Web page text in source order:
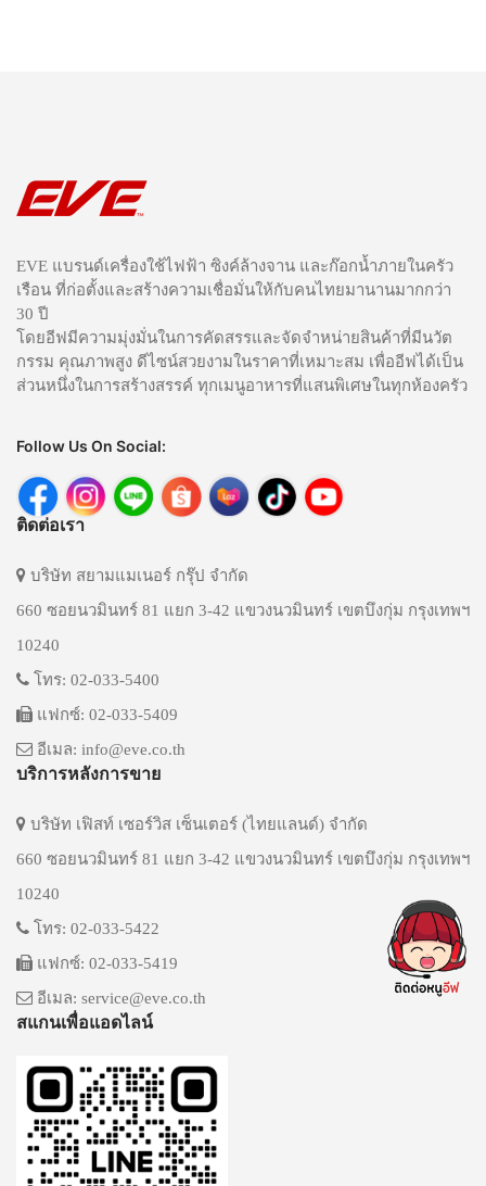
EVE แบรนด์เครื่องใช้ไฟฟ้า ซิงค์ล้างจาน และก๊อกน้ำภายในครัว
เรือน ที่ก่อตั้งและสร้างความเชื่อมั่นให้กับคนไทยมานานมากกว่า
30 ปี
โดยอีฟมีความมุ่งมั่นในการคัดสรรและจัดจำหน่ายสินค้าที่มีนวัต
กรรม คุณภาพสูง ดีไซน์สวยงามในราคาที่เหมาะสม เพื่ออีฟได้เป็น
ส่วนหนึ่งในการสร้างสรรค์ ทุกเมนูอาหารที่แสนพิเศษในทุกห้องครัว
Follow Us On Social:
ติดต่อเรา
บริษัท สยามแมเนอร์ กรุ๊ป จำกัด
660 ซอยนวมินทร์ 81 แยก 3-42 แขวงนวมินทร์ เขตบึงกุ่ม กรุงเทพฯ
10240
โทร: 02-033-5400
แฟกซ์: 02-033-5409
อีเมล: info@eve.co.th
บริการหลังการขาย
บริษัท เฟิสท์ เซอร์วิส เซ็นเตอร์ (ไทยแลนด์) จำกัด
660 ซอยนวมินทร์ 81 แยก 3-42 แขวงนวมินทร์ เขตบึงกุ่ม กรุงเทพฯ
10240
โทร: 02-033-5422
แฟกซ์: 02-033-5419
อีเมล: service@eve.co.th
สแกนเพื่อแอดไลน์